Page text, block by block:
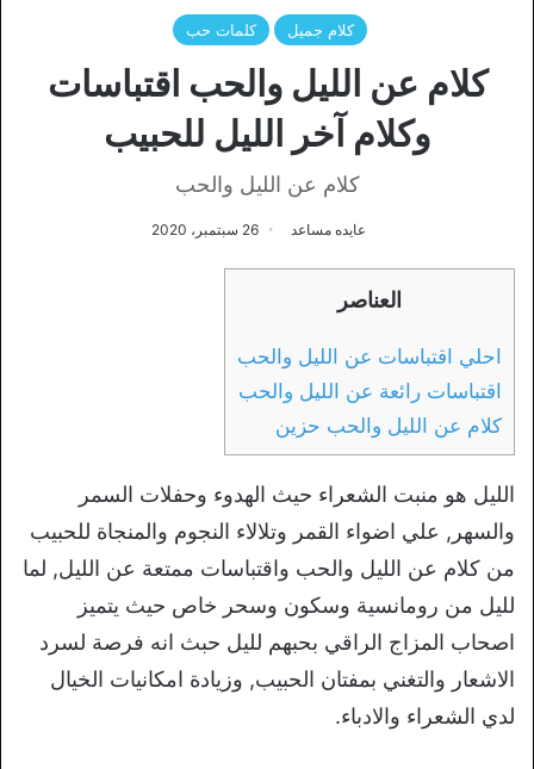
كلام جميل كلمات حب
كلام عن الليل والحب اقتباسات
وكلام آخر الليل للحبيب
كلام عن الليل والحب
عايده مساعد 26 سبتمبر، 2020
العناصر
احلي اقتباسات عن الليل والحب
اقتباسات رائعة عن الليل والحب
كلام عن الليل والحب حزين
الليل هو منبت الشعراء حيث الهدوء وحفلات السمر
والسهر, علي اضواء القمر وتلالاء النجوم والمنجاة للحبيب
من كلام عن الليل والحب واقتباسات ممتعة عن الليل, لما
لليل من رومانسية وسكون وسحر خاص حيث يتميز
اصحاب المزاج الراقي بحبهم لليل حبث انه فرصة لسرد
الاشعار والتغني بمفتان الحبيب, وزيادة امكانيات الخيال
لدي الشعراء والادباء.